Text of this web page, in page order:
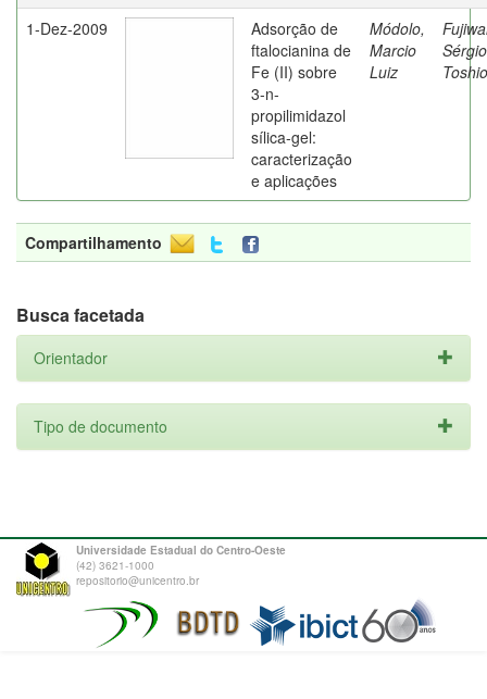
1-Dez-2009
Adsorção de
ftalocianina de
Fe (II) sobre
3-n-
propilimidazol
sílica-gel:
caracterização
e aplicações
Módolo,
Marcio
Luiz
Sérgio
Toshio
Compartilhamento
Busca facetada
Orientador
Tipo de documento
Universidade Estadual do Centro-Oeste
(42) 3621-1000
repositorio@unicentro.br